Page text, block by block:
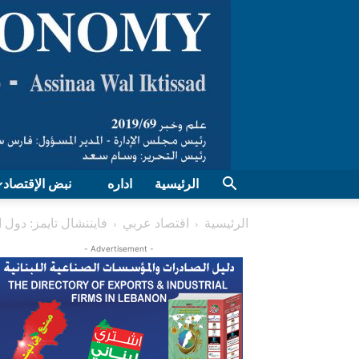
نبض الإقتصاد اداره الرئيسية
الرئيسية اقتصاد عربي
فايننشال تايمز:
- Advertisement -